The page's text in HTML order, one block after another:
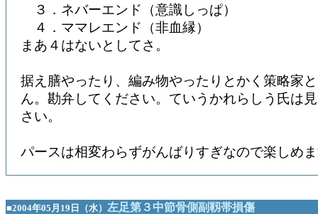
３．ネバーエンド（意識しっぱ）
４．ママレエンド（非血縁）
まあ４はないとしてさ。
据え膳やったり、編み物やったりとかく策略家
ん。勘弁してください。ていうかれらしう氏は
さい。
パースは相変わらずがんばりすぎなので楽しめ
■2004年05月19日（水） 左足第３中節骨側副靱帯損傷